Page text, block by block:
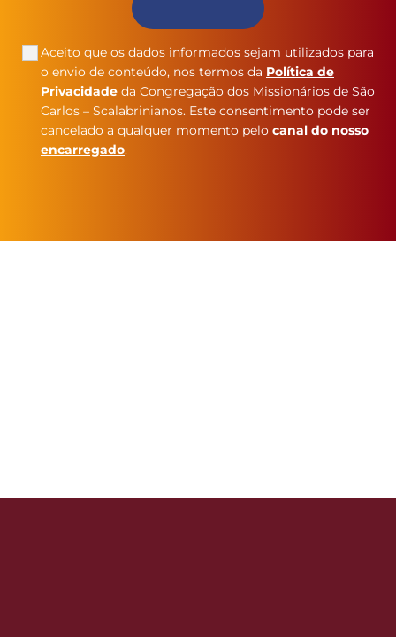
Aceito que os dados informados sejam utilizados para
o envio de conteúdo, nos termos da Política de
Privacidade da Congregação dos Missionários de São
Carlos – Scalabrinianos. Este consentimento pode ser
cancelado a qualquer momento pelo canal do nosso
encarregado.